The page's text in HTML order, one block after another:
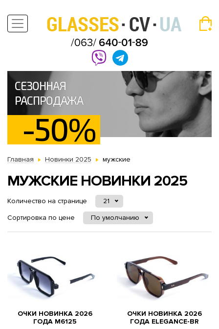
СЕЗОННАЯ
РАСПРОДАЖА
-50%
Главная Новинки 2025 мужские
МУЖСКИЕ НОВИНКИ 2025
Количество на странице
21
Сортировка по цене
По умолчанию
ОЧКИ НОВИНКА 2026
ГОДА M6125
ОЧКИ НОВИНКА 2026
ГОДА ELEGANCE-BR